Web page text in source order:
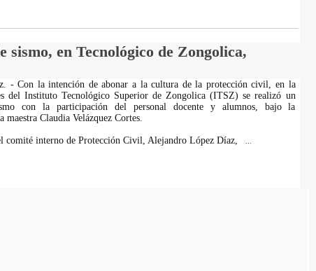
sismo, en Tecnológico de Zongolica,
- Con la intención de abonar a la cultura de la protección civil, en la
del Instituto Tecnológico Superior de Zongolica (ITSZ) se realizó un
con la participación del personal docente y alumnos, bajo la
maestra Claudia Velázquez Cortes.
comité interno de Protección Civil, Alejandro López Díaz,